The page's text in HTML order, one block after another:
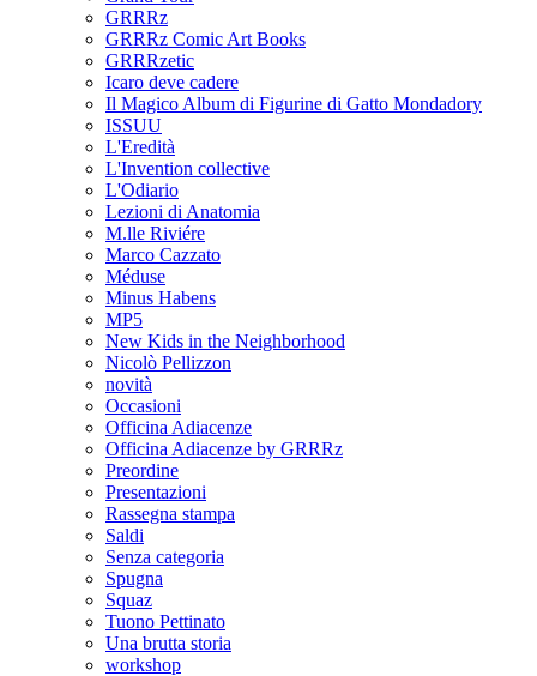
GRRRz
GRRRz Comic Art Books
GRRRzetic
Icaro deve cadere
Il Magico Album di Figurine di Gatto Mondadory
ISSUU
L'Eredità
L'Invention collective
L'Odiario
Lezioni di Anatomia
M.lle Riviére
Marco Cazzato
Méduse
Minus Habens
MP5
New Kids in the Neighborhood
Nicolò Pellizzon
novità
Occasioni
Officina Adiacenze
Officina Adiacenze by GRRRz
Preordine
Presentazioni
Rassegna stampa
Saldi
Senza categoria
Spugna
Squaz
Tuono Pettinato
Una brutta storia
workshop